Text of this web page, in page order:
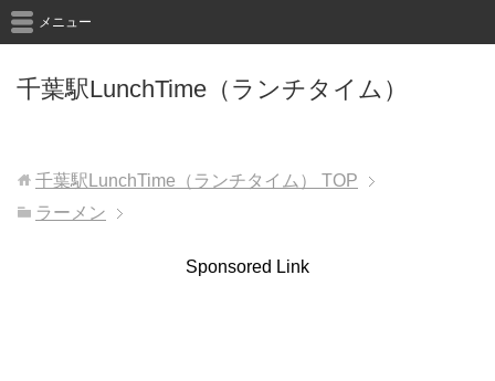
千葉駅LunchTime（ランチタイム）
メニュー
千葉駅LunchTime（ランチタイム）
TOP
ラーメン
Sponsored Link